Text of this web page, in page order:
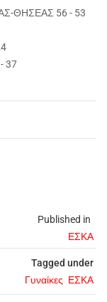
Published in
ΕΣΚΑ
Tagged under
Γυναίκες ΕΣΚΑ
ΘΗΣΕΑΣ 56 - 53
37